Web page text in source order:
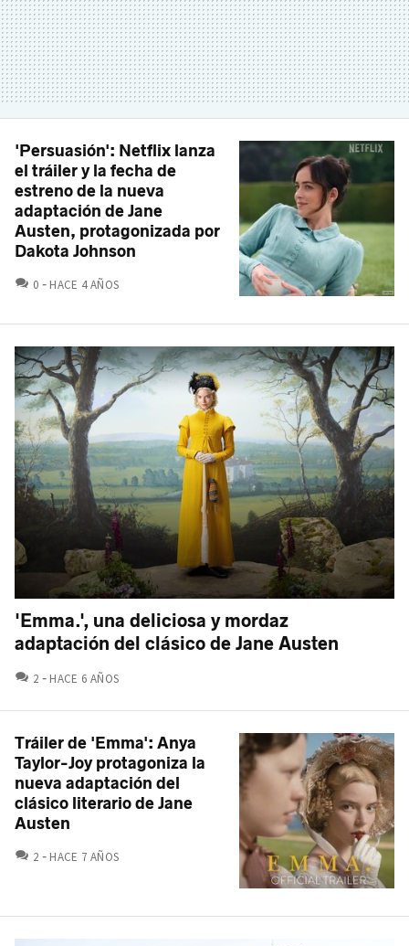
'Persuasión': Netflix lanza
el tráiler y la fecha de
estreno de la nueva
adaptación de Jane
Austen, protagonizada por
Dakota Johnson
0 COMENTARIOS
HACE 4 AÑOS
'Emma.', una deliciosa y mordaz
adaptación del clásico de Jane Austen
2 COMENTARIOS
HACE 6 AÑOS
Tráiler de 'Emma': Anya
Taylor-Joy protagoniza la
nueva adaptación del
clásico literario de Jane
Austen
2 COMENTARIOS
HACE 7 AÑOS